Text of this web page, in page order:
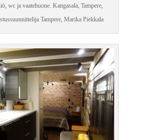
wc ja vaatehuone. Kangasala, Tampere,
Tampere, Marika Piekkala